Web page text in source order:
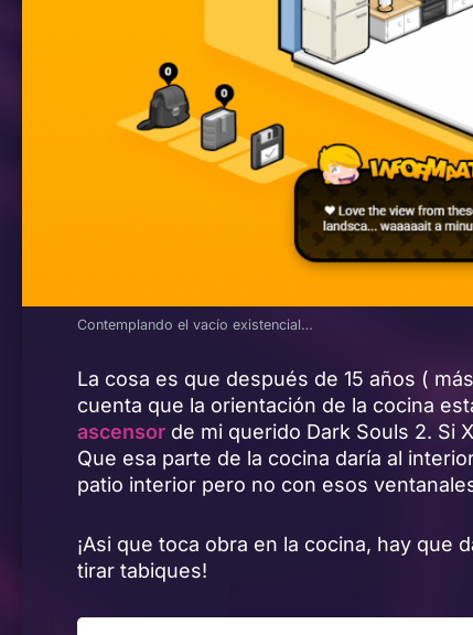
Contemplando el vacío existencial…
La cosa es que después de 15 años (
cuenta que la orientación de la cocina
ascensor de mi querido Dark Souls 2. Si
Que esa parte de la cocina daría al
patio interior pero no con esos
¡Asi que toca obra en la cocina, hay que
tirar tabiques!